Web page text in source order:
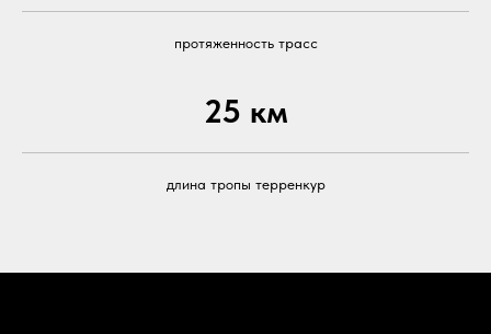
протяженность трасс
25 км
длина тропы терренкур